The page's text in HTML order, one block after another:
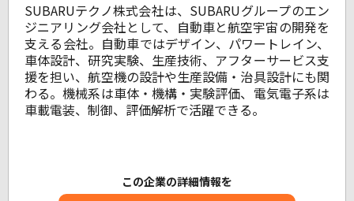
SUBARUテクノ株式会社は、SUBARUグループのエン
ジニアリング会社として、自動車と航空宇宙の開発を
支える会社。自動車ではデザイン、パワートレイン、
車体設計、研究実験、生産技術、アフターサービス支
援を担い、航空機の設計や生産設備・治具設計にも関
わる。機械系は車体・機構・実験評価、電気電子系は
車載電装、制御、評価解析で活躍できる。
この企業の詳細情報を